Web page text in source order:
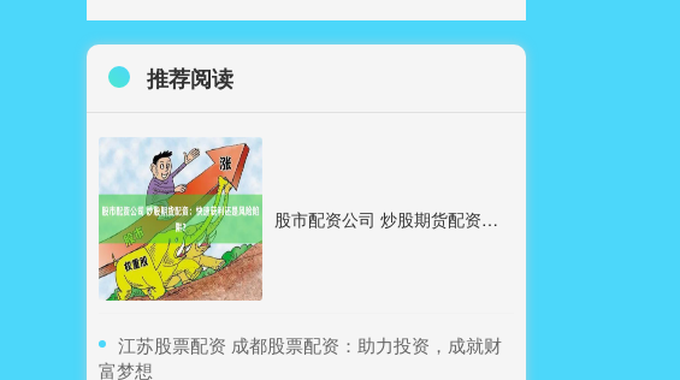
推荐阅读
股市配资公司 炒股期货配资：快速获利还是风险陷阱？
​江苏股票配资 成都股票配资：助力投资，成就财
富梦想